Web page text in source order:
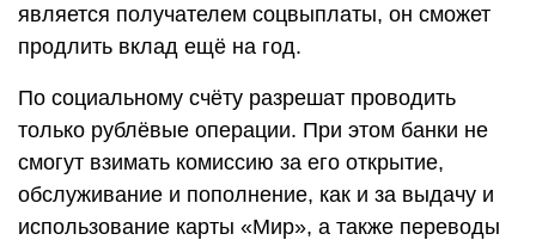
является получателем соцвыплаты, он сможет
продлить вклад ещё на год.
По социальному счёту разрешат проводить
только рублёвые операции. При этом банки не
смогут взимать комиссию за его открытие,
обслуживание и пополнение, как и за выдачу и
использование карты «Мир», а также переводы